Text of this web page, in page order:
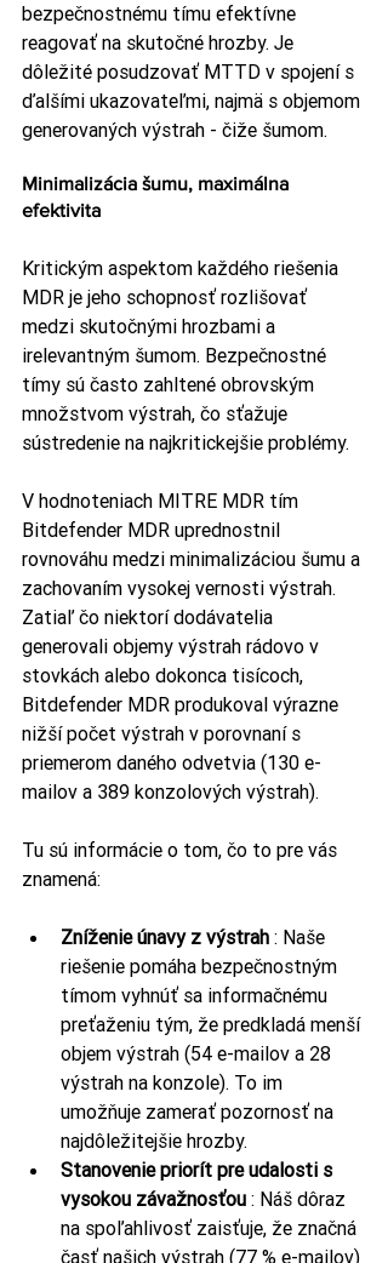
bezpečnostnému tímu efektívne
reagovať na skutočné hrozby. Je
dôležité posudzovať MTTD v spojení s
ďalšími ukazovateľmi, najmä s objemom
generovaných výstrah - čiže šumom.
Minimalizácia šumu, maximálna
efektivita
Kritickým aspektom každého riešenia
MDR je jeho schopnosť rozlišovať
medzi skutočnými hrozbami a
irelevantným šumom. Bezpečnostné
tímy sú často zahltené obrovským
množstvom výstrah, čo sťažuje
sústredenie na najkritickejšie problémy.
V hodnoteniach MITRE MDR tím
Bitdefender MDR uprednostnil
rovnováhu medzi minimalizáciou šumu a
zachovaním vysokej vernosti výstrah.
Zatiaľ čo niektorí dodávatelia
generovali objemy výstrah rádovo v
stovkách alebo dokonca tisícoch,
Bitdefender MDR produkoval výrazne
nižší počet výstrah v porovnaní s
priemerom daného odvetvia (130 e-
mailov a 389 konzolových výstrah).
Tu sú informácie o tom, čo to pre vás
znamená:
Zníženie únavy z výstrah : Naše
riešenie pomáha bezpečnostným
tímom vyhnúť sa informačnému
preťaženiu tým, že predkladá menší
objem výstrah (54 e-mailov a 28
výstrah na konzole). To im
umožňuje zamerať pozornosť na
najdôležitejšie hrozby.
Stanovenie priorít pre udalosti s
vysokou závažnosťou : Náš dôraz
na spoľahlivosť zaisťuje, že značná
časť našich výstrah (77 % e-mailov)